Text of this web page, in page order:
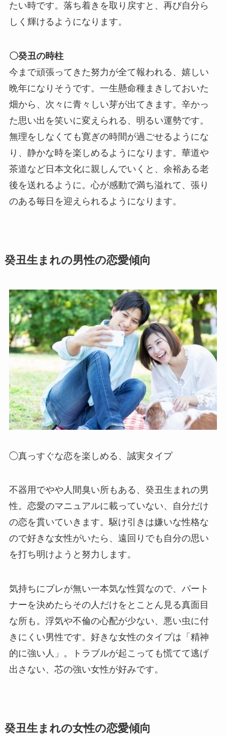
たい時です。落ち着きを取り戻すと、再び自分ら
しく輝けるようになります。
〇癸丑の時柱
今まで頑張ってきた努力が全て報われる、嬉しい
晩年になりそうです。一生懸命種まきしておいた
畑から、次々に青々しい芽が出てきます。辛かっ
た思い出を笑いに変えられる、明るい運勢です。
無理をしなくても寛ぎの時間が過ごせるようにな
り、静かな時を楽しめるようになります。華道や
茶道など日本文化に親しんでいくと、余裕ある老
後を送れるように。心が感動で満ち溢れて、張り
のある毎日を迎えられるようになります。
癸丑生まれの男性の恋愛傾向
◯真っすぐな恋を楽しめる、誠実タイプ
不器用でやや人間臭い所もある、癸丑生まれの男
性。恋愛のマニュアルに載っていない、自分だけ
の恋を貫いていきます。駆け引きは嫌いな性格な
ので好きな女性がいたら、遠回りでも自分の思い
を打ち明けようと努力します。
気持ちにブレが無い一本気な性質なので、パート
ナーを決めたらその人だけをとことん見る真面目
な所も。浮気や不倫の心配が少ない、悪い虫に付
きにくい男性です。好きな女性のタイプは「精神
的に強い人」。トラブルが起こっても慌てて逃げ
出さない、芯の強い女性が好みです。
癸丑生まれの女性の恋愛傾向